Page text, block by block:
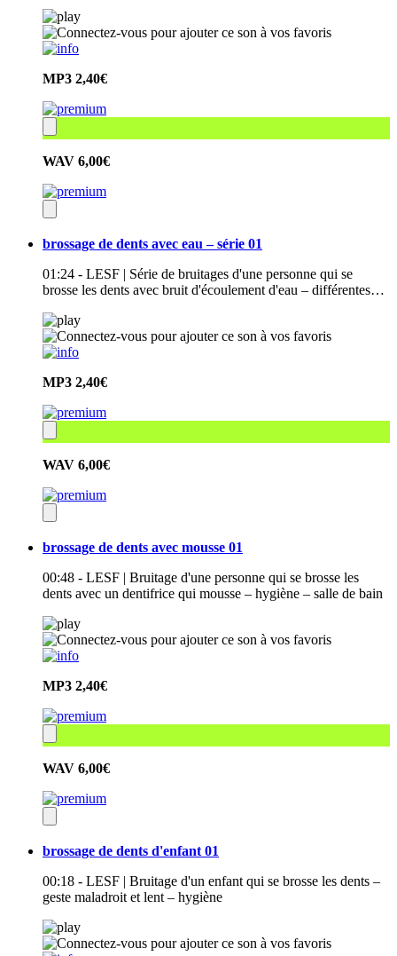
MP3 2,40€
WAV 6,00€
brossage de dents avec eau – série 01
01:24 - LESF | Série de bruitages d'une personne qui se
brosse les dents avec bruit d'écoulement d'eau – différentes…
MP3 2,40€
WAV 6,00€
brossage de dents avec mousse 01
00:48 - LESF | Bruitage d'une personne qui se brosse les
dents avec un dentifrice qui mousse – hygiène – salle de bain
MP3 2,40€
WAV 6,00€
brossage de dents d'enfant 01
00:18 - LESF | Bruitage d'un enfant qui se brosse les dents –
geste maladroit et lent – hygiène